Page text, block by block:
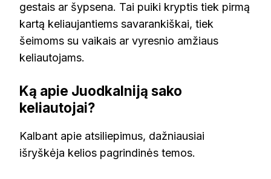
gestais ar šypsena. Tai puiki kryptis tiek pirmą
kartą keliaujantiems savarankiškai, tiek
šeimoms su vaikais ar vyresnio amžiaus
keliautojams.
Ką apie Juodkalniją sako
keliautojai?
Kalbant apie atsiliepimus, dažniausiai
išryškėja kelios pagrindinės temos.